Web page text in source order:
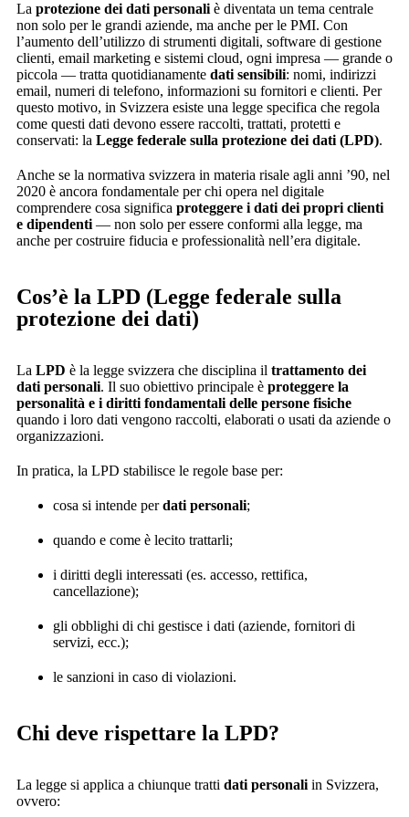
La protezione dei dati personali è diventata un tema centrale
non solo per le grandi aziende, ma anche per le PMI. Con
l’aumento dell’utilizzo di strumenti digitali, software di gestione
clienti, email marketing e sistemi cloud, ogni impresa — grande o
piccola — tratta quotidianamente dati sensibili: nomi, indirizzi
email, numeri di telefono, informazioni su fornitori e clienti. Per
questo motivo, in Svizzera esiste una legge specifica che regola
come questi dati devono essere raccolti, trattati, protetti e
conservati: la Legge federale sulla protezione dei dati (LPD).
Anche se la normativa svizzera in materia risale agli anni ’90, nel
2020 è ancora fondamentale per chi opera nel digitale
comprendere cosa significa proteggere i dati dei propri clienti
e dipendenti — non solo per essere conformi alla legge, ma
anche per costruire fiducia e professionalità nell’era digitale.
Cos’è la LPD (Legge federale sulla
protezione dei dati)
La LPD è la legge svizzera che disciplina il trattamento dei
dati personali. Il suo obiettivo principale è proteggere la
personalità e i diritti fondamentali delle persone fisiche
quando i loro dati vengono raccolti, elaborati o usati da aziende o
organizzazioni.
In pratica, la LPD stabilisce le regole base per:
cosa si intende perdati personali;
quando e come è lecito trattarli;
i diritti degli interessati (es. accesso, rettifica,
cancellazione);
gli obblighi di chi gestisce i dati (aziende, fornitori di
servizi, ecc.);
le sanzioni in caso di violazioni.
Chi deve rispettare la LPD?
La legge si applica a chiunque tratti dati personali in Svizzera,
ovvero: